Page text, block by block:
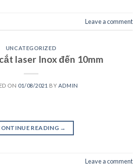
Leave a comment
UNCATEGORIZED
laser Inox đến 10mm
ON 01/08/2021 BY ADMIN
READING →
Leave a comment